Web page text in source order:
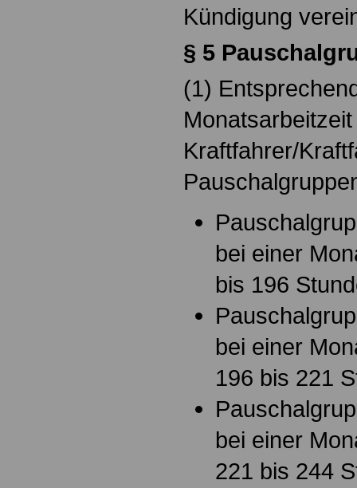
Kündigung
§ 5
(1)
Kraftfahrer/
bei einer
bis 196
bei einer
196 bis 221
bei einer
221 bis 244